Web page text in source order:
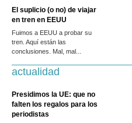
El suplicio (o no) de viajar
en tren en EEUU
Fuimos a EEUU a probar su
tren. Aquí están las
conclusiones. Mal, mal...
actualidad
Presidimos la UE: que no
falten los regalos para los
periodistas